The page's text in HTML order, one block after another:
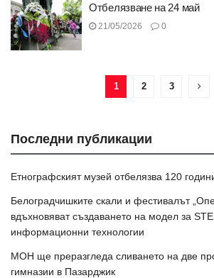
Отбелязване на 24 май
21/05/2026 0
1 2 3
Последни публикации
Етнографският музей отбелязва 120
Белоградчишките скали и фестивалът
вдъхновяват създаването на модел за
информационни технологии
МОН ще преразгледа сливането на две
гимназии в Пазарджик